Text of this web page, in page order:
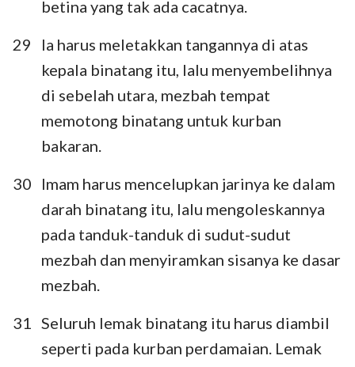
betina yang tak ada cacatnya.
29
Ia harus meletakkan tangannya di atas
kepala binatang itu, lalu menyembelihnya
di sebelah utara, mezbah tempat
memotong binatang untuk kurban
bakaran.
30
Imam harus mencelupkan jarinya ke dalam
darah binatang itu, lalu mengoleskannya
pada tanduk-tanduk di sudut-sudut
mezbah dan menyiramkan sisanya ke dasar
mezbah.
31
Seluruh lemak binatang itu harus diambil
seperti pada kurban perdamaian. Lemak